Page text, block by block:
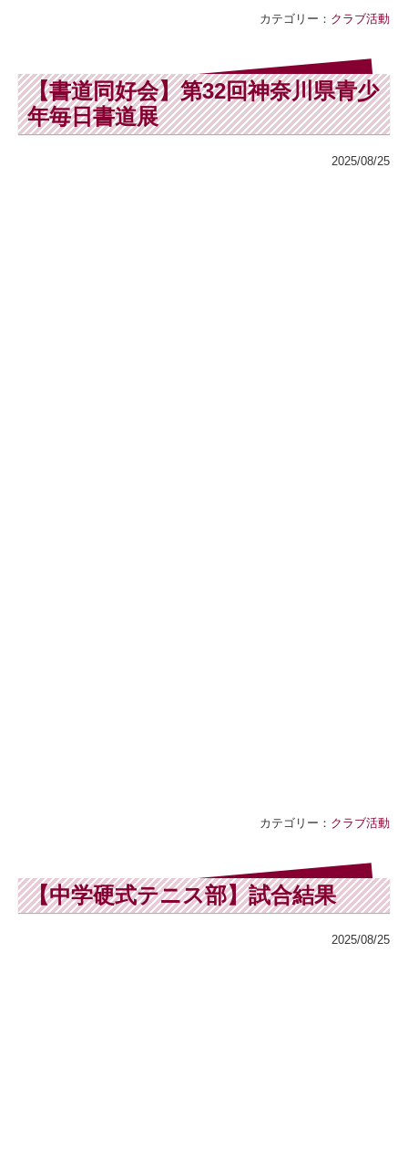
カテゴリー： クラブ活動
【書道同好会】第32回神奈川県青少
年毎日書道展
2025/08/25
カテゴリー： クラブ活動
【中学硬式テニス部】試合結果
2025/08/25